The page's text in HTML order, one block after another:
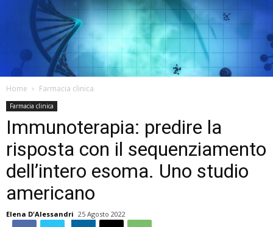
Home Farmacia clinica
Farmacia clinica
Immunoterapia: predire la
risposta con il sequenziamento
dell’intero esoma. Uno studio
americano
Elena D'Alessandri 25 Agosto 2022